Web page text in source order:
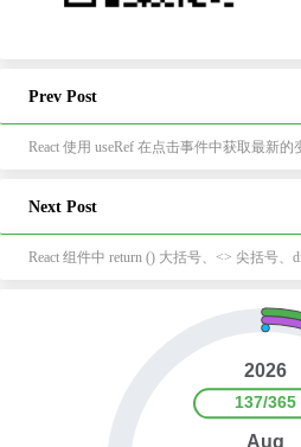
Prev Post
React 使用 useRef 在点击事件中获取最新的
Next Post
React 组件中 return () 大括号、<> 尖括号、